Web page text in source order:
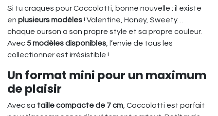
Si tu craques pour Coccolotti, bonne nouvelle : il existe
en plusieurs modèles! Valentine, Honey, Sweety…
chaque ourson a son propre style et sa propre couleur.
Avec5 modèles disponibles , l’envie de tous les
collectionner est irrésistible !
Un format mini pour un maximum
de plaisir
Avec sa taille compacte de 7 cm , Coccolotti est parfait